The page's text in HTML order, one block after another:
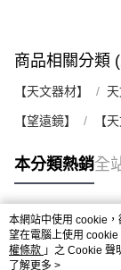
商品相關分類
【天文器材】
【望遠鏡】 【
本分類熱銷全
熱門標籤
本網站中使用 cookie
望在電腦上使用
權條款 」之 Cookie 聲
用條款之 Cookie 聲明
了解更多 >